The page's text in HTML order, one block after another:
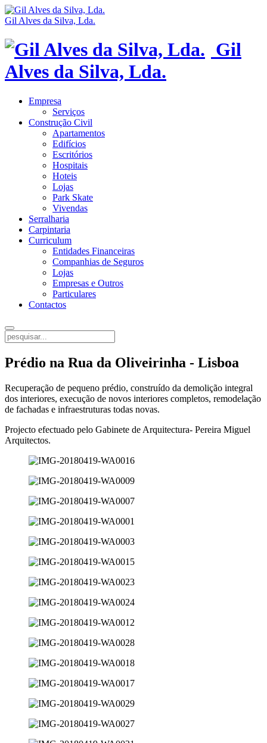
Gil Alves da Silva, Lda.
Gil
Alves da Silva, Lda.
Empresa
Serviços
Construção Civil
Apartamentos
Edifícios
Escritórios
Hospitais
Hoteis
Lojas
Park Skate
Vivendas
Serralharia
Carpintaria
Curriculum
Entidades Financeiras
Companhias de Seguros
Lojas
Empresas e Outros
Particulares
Contactos
Prédio na Rua da Oliveirinha - Lisboa
Recuperação de pequeno prédio, construído da demolição integral
dos interiores, execução de novos interiores completos, remodelação
de fachadas e infraestruturas todas novas.
Projecto efectuado pelo Gabinete de Arquitectura- Pereira Miguel
Arquitectos.